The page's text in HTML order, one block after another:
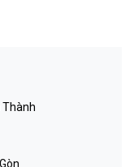
Thành